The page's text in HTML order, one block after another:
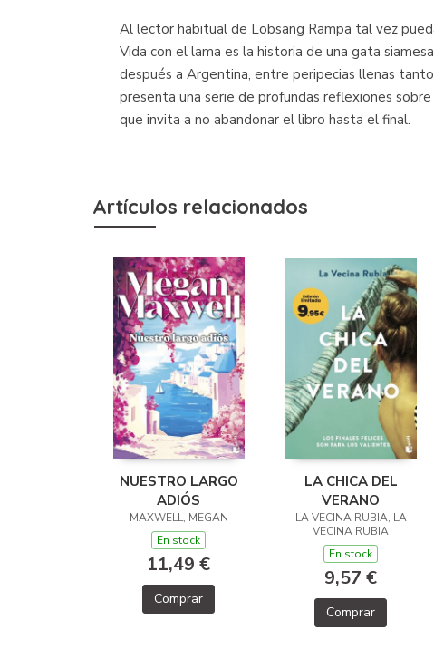
Al lector habitual de Lobsang Rampa tal vez
Vida con el lama es la historia de una gata
después a Argentina, entre peripecias llenas
presenta una serie de profundas reflexiones
que invita a no abandonar el libro hasta el final.
Artículos relacionados
NUESTRO LARGO
ADIÓS
MAXWELL, MEGAN
En stock
11,49 €
Comprar
LA CHICA DEL
VERANO
LA VECINA RUBIA, LA
VECINA RUBIA
En stock
9,57 €
Comprar